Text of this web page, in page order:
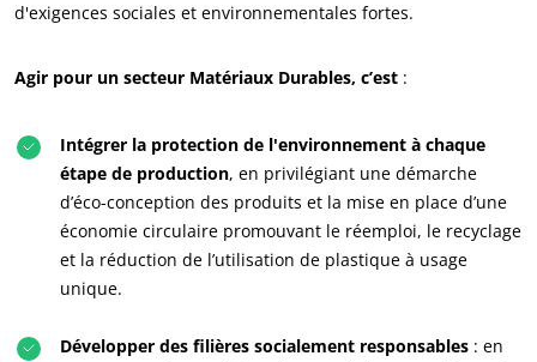
d'exigences sociales et environnementales fortes.
Agir pour un secteur Matériaux Durables, c’est :
Intégrer la protection de l'environnement à chaque
étape de production, en privilégiant une démarche
d’éco-conception des produits et la mise en place d’une
économie circulaire promouvant le réemploi, le recyclage
et la réduction de l’utilisation de plastique à usage
unique.
Développer des filières socialement responsables : en